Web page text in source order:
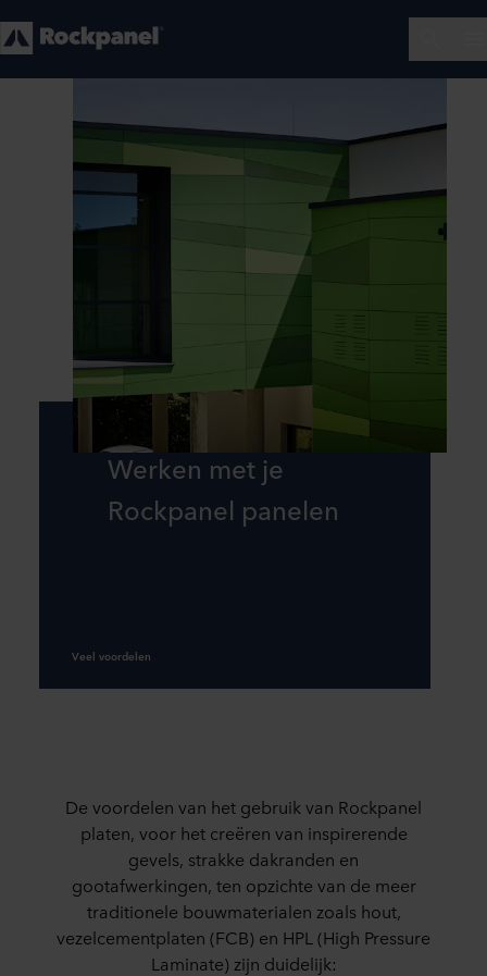
Werken met je
Rockpanel panelen
Veel voordelen
De voordelen van het gebruik van Rockpanel
platen, voor het creëren van inspirerende
gevels, strakke dakranden en
gootafwerkingen, ten opzichte van de meer
traditionele bouwmaterialen zoals hout,
vezelcementplaten (FCB) en HPL (High Pressure
Laminate) zijn duidelijk: